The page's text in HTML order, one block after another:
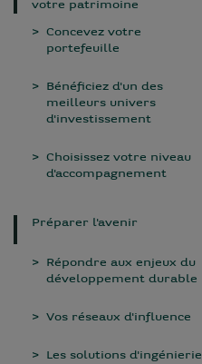
votre patrimoine
Concevez votre
portefeuille
Bénéficiez d'un des
meilleurs univers
d'investissement
Choisissez votre niveau
d'accompagnement
Préparer l'avenir
Répondre aux enjeux du
développement durable
Vos réseaux d'influence
Les solutions d'ingénierie